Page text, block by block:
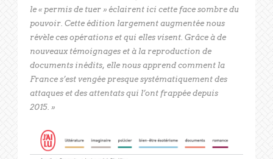
le « permis de tuer » éclairent ici cette face sombre du
pouvoir. Cette édition largement augmentée nous
révèle ces opérations et qui elles visent. Grâce à de
nouveaux témoignages et à la reproduction de
documents inédits, elle nous apprend comment la
France s’est vengée presque systématiquement des
attaques et des attentats qui l’ont frappée depuis
2015. »